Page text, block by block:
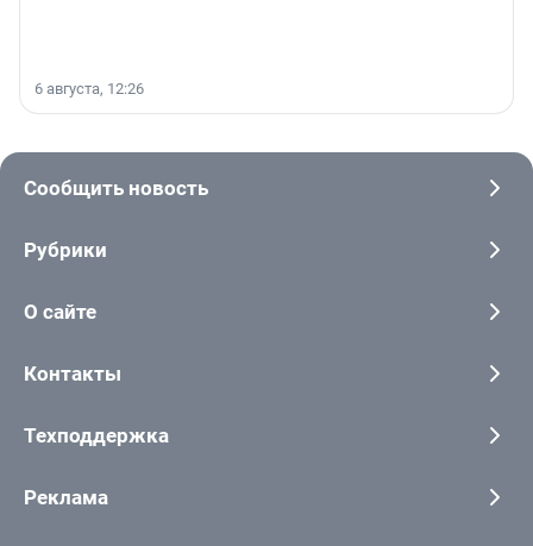
6 августа, 12:26
Сообщить новость
Рубрики
О сайте
Контакты
Техподдержка
Реклама